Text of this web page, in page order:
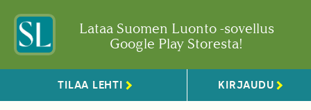
Lataa Suomen Luonto -sovellus
Google Play Storesta!
TILAA LEHTI KIRJAUDU